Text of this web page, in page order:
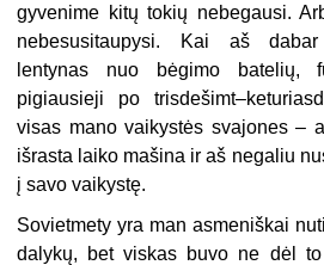
gyvenime kitų tokių nebegausi.
nebesusitaupysi. Kai aš
lentynas nuo bėgimo batelių,
pigiausieji po
visas mano vaikystės svajones –
išrasta laiko mašina ir aš negaliu
į savo vaikystę.
Sovietmety yra man asmeniškai
dalykų, bet viskas buvo ne dėl